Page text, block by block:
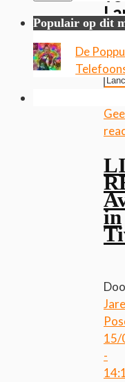
for:
in
15/
-
Populair op dit
De